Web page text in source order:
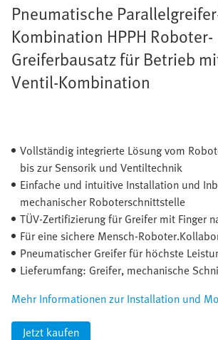
Pneumatische
Kombination HPPH Roboter-
Greiferbausatz für Betrieb
Ventil-Kombination
Vollständig integrierte Lösung vom
bis zur Sensorik und Ventiltechnik
Einfache und intuitive Installation und
mechanischer Roboterschnittstelle
TÜV-Zertifizierung für Greifer mit Finger
Für eine sichere Mensch-
Pneumatischer Greifer für höchste
Lieferumfang: Greifer, mechanische
Mehr Informationen zur Installation und
Jetzt kaufen